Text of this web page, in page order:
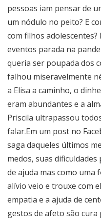
pessoas iam pensar de
um nódulo no peito? E
com filhos adolescentes?
eventos parada na
queria ser poupada dos
falhou miseravelmente
a Elisa a caminho, o
eram abundantes e a
Priscila ultrapassou
falar.Em um post no
saga daqueles últimos
medos, suas
de ajuda mas como uma
alívio veio e trouxe com
empatia e a ajuda de
gestos de afeto são cura